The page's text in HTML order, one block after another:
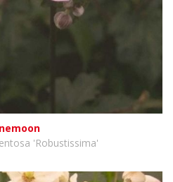
'Robustissima'